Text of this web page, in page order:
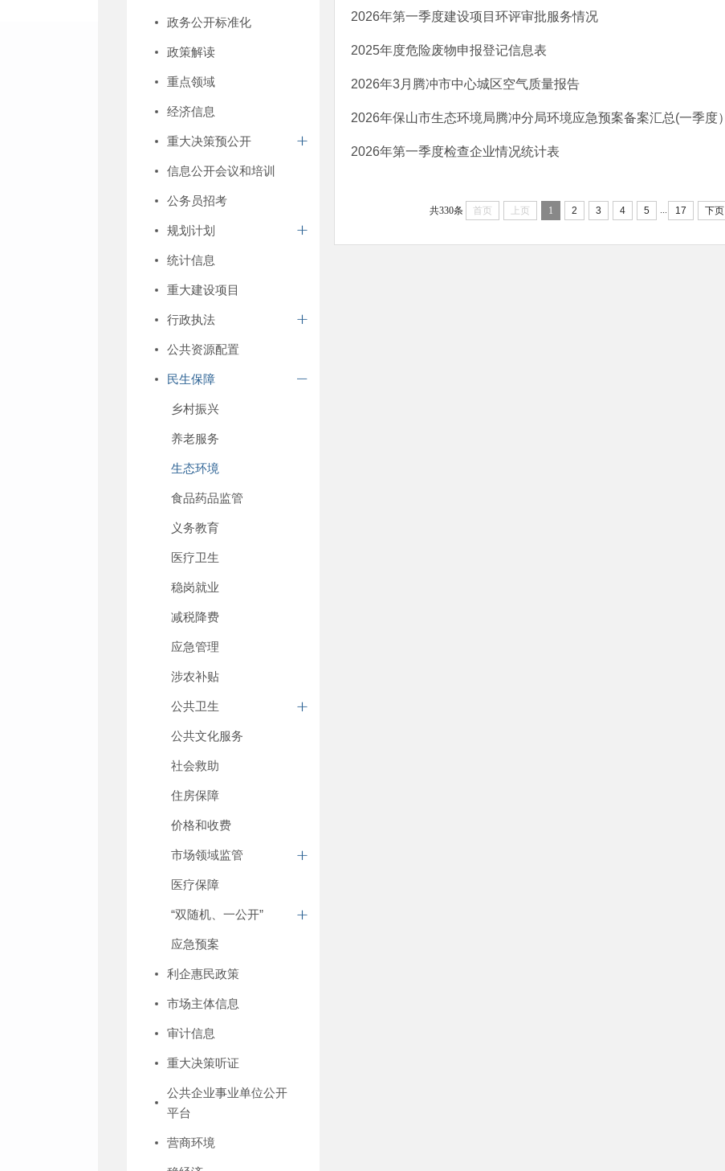
政务公开标准化
政策解读
重点领域
经济信息
重大决策预公开
信息公开会议和培训
公务员招考
规划计划
统计信息
重大建设项目
行政执法
公共资源配置
民生保障
乡村振兴
养老服务
生态环境
食品药品监管
义务教育
医疗卫生
稳岗就业
减税降费
应急管理
涉农补贴
公共卫生
公共文化服务
社会救助
住房保障
价格和收费
市场领域监管
医疗保障
“双随机、一公开”
应急预案
利企惠民政策
市场主体信息
审计信息
重大决策听证
公共企业事业单位公开
平台
营商环境
2026年第一季度建设项目环评审批服务情况
2025年度危险废物申报登记信息表
2026年3月腾冲市中心城区空气质量报告
2026年保山市生态环境局腾冲分局环境应急预案备案汇总(一季度）
2026年第一季度检查企业情况统计表
共330条 首页 上页 1 2 3 4 5 17 下页